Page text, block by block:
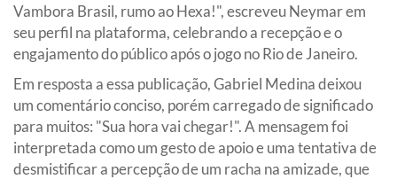
Vambora Brasil, rumo ao Hexa!", escreveu Neymar em
seu perfil na plataforma, celebrando a recepção e o
engajamento do público após o jogo no Rio de Janeiro.
Em resposta a essa publicação, Gabriel Medina deixou
um comentário conciso, porém carregado de significado
para muitos: "Sua hora vai chegar!". A mensagem foi
interpretada como um gesto de apoio e uma tentativa de
desmistificar a percepção de um racha na amizade, que